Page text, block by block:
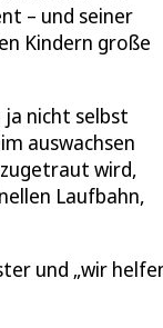
– und seiner
Kindern große
ja nicht selbst
auswachsen
wird,
Laufbahn,
und „wir